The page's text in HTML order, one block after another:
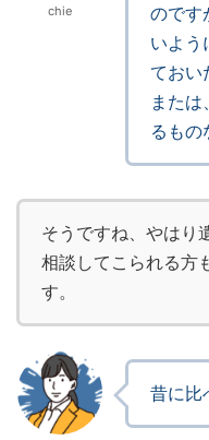
chie
のです
いよう
ておい
また
るもの
そうですね、やはり
相談してこられる方
す。
昔に比